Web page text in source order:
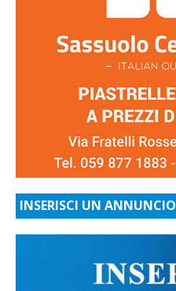
INSERISCI UN ANNUNCIO